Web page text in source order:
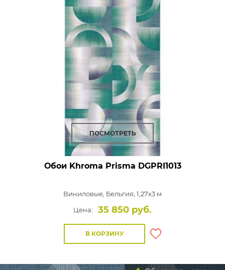
ПОСМОТРЕТЬ
Обои Khroma Prisma DGPRI1013
Виниловые, Бельгия, 1,27x3 м
Цена:
35 850 руб.
В КОРЗИНУ